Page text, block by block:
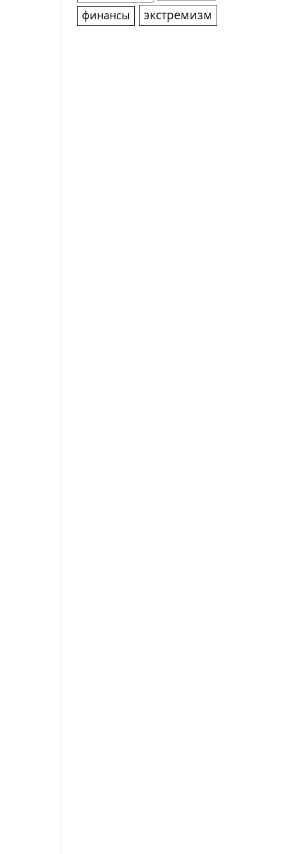
финансы экстремизм